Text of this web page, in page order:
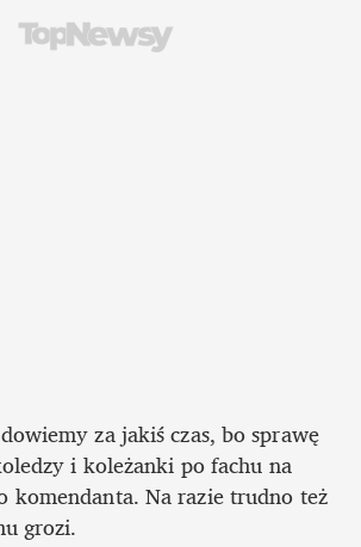
za jakiś czas, bo sprawę
i koleżanki po fachu na
komendanta. Na razie trudno też
grozi.